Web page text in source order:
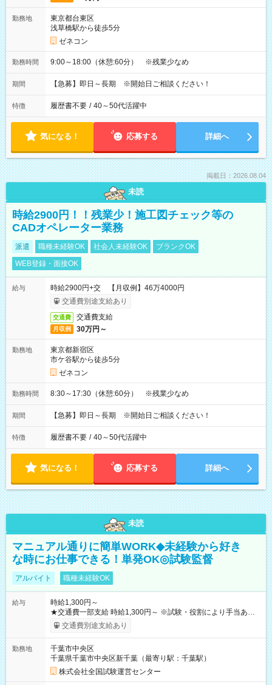
勤務地
東京都台東区
浅草橋駅から徒歩5分
ゼネコン
勤務時間 9:00～18:00（休憩:60分） ※残業少なめ
期間 【急募】即日～長期 ※開始日ご相談ください！
特徴 履歴書不要 / 40～50代活躍中
気になる！ 応募する 詳細へ
掲載日：2026.08.04
未読
時給2900円！！残業少！施工図チェック等の
CADオペレーター業務
派遣 職種未経験OK 社会人未経験OK
ブランクOK
WEB登録・面接OK
給与
時給2900円+交 【月収例】46万4000円
交通費別途支給あり
交通費 交通費支給
月収例 30万円～
勤務地
東京都新宿区
市ケ谷駅から徒歩5分
ゼネコン
勤務時間 8:30～17:30（休憩:60分） ※残業少なめ
期間 【急募】即日～長期 ※開始日ご相談ください！
特徴 履歴書不要 / 40～50代活躍中
気になる！ 応募する 詳細へ
未読
マニュアル通りに簡単WORK◆未経験から好き
な時にお仕事できる！単発OK◎試験監督
アルバイト 職種未経験OK
給与
時給1,300円～
★交通費一部支給 時給1,300円～ ※試験・役割により手当あり
※勤務回数により昇給あり 【即給（前払い）オプションあ
り！】 希望される場合、勤務から1週間ほどで給与の一部を受け
例】 ・河合塾模擬試験 8:30～17:30（休憩1時間） 時給1,300円
×8時間＝日収10,400円＋交通費 ※当日の役割により時給＋100
円の場合あり ・国家試験 7:00～13:30（休憩なし） 時給1,300
円（役割手当＋100円）×6時間＝日収8,400円＋交通費 【試用期
交通費別途支給あり
勤務地
千葉市中央区
千葉県千葉市中央区新千葉（最寄り駅：千葉駅）
株式会社全国試験運営センター